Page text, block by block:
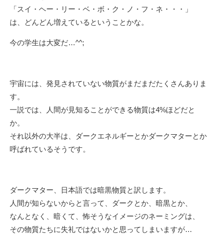
「スイ・ヘー・リー・ベ・ボ・ク・ノ・フ・ネ・・・」
は、どんどん増えているということかな。
今の学生は大変だ…^^;
宇宙には、発見されていない物質がまだまだたくさんありま
す。
一説では、人間が見知ることができる物質は4%ほどだと
か。
それ以外の大半は、ダークエネルギーとかダークマターとか
呼ばれているそうです。
ダークマター、日本語では暗黒物質と訳します。
人間が知らないからと言って、ダークとか、暗黒とか、
なんとなく、暗くて、怖そうなイメージのネーミングは、
その物質たちに失礼ではないかと思ってしまいますが…